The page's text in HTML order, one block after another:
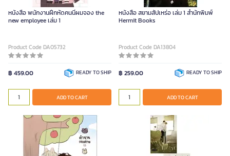
หนังสือ พนักงานฝึกหัดคนนี้ผมจอง the
new employee เล่ม 1
Product Code DA05732
฿ 459.00 READY TO SHIP
ADD TO CART
หนังสือ สยามสัปเหร่อ เล่ม 1 สำนักพิมพ์
Hermit Books
Product Code DA13804
฿ 259.00 READY TO SHIP
ADD TO CART